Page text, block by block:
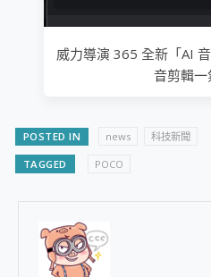
威力導演 365 全新「AI
音剪輯一
POSTED IN news 科技新聞
TAGGED POCO